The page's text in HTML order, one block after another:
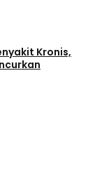
Kronis,